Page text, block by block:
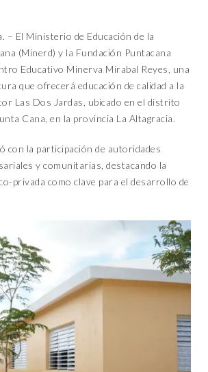
– El Ministerio de Educación de la
(Minerd) y la Fundación Puntacana
Educativo Minerva Mirabal Reyes, una
que ofrecerá educación de calidad a la
Las Dos Jardas, ubicado en el distrito
Cana, en la provincia La Altagracia.
con la participación de autoridades
y comunitarias, destacando la
privada como clave para el desarrollo de